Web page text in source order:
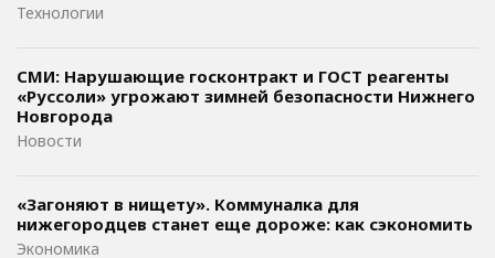
Технологии
СМИ: Нарушающие госконтракт и ГОСТ реагенты
«Руссоли» угрожают зимней безопасности Нижнего
Новгорода
Новости
«Загоняют в нищету». Коммуналка для
нижегородцев станет еще дороже: как сэкономить
Экономика